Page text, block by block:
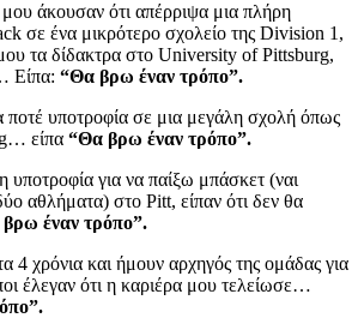
άκουσαν ότι απέρριψα μια πλήρη
σε ένα μικρότερο σχολείο της Division 1,
τα δίδακτρα στο University of Pittsburg,
Είπα:“Θα βρω έναν τρόπο”.
ποτέ υποτροφία σε μια μεγάλη σχολή όπως
είπα“Θα βρω έναν τρόπο”.
για να παίξω μπάσκετ (ναι
αθλήματα) στο Pitt, είπαν ότι δεν θα
έναν τρόπο”.
4 χρόνια και ήμουν αρχηγός της ομάδας για
έλεγαν ότι η καριέρα μου τελείωσε…